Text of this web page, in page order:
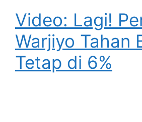
Video: Lagi!
Warjiyo Tahan
Tetap di 6%